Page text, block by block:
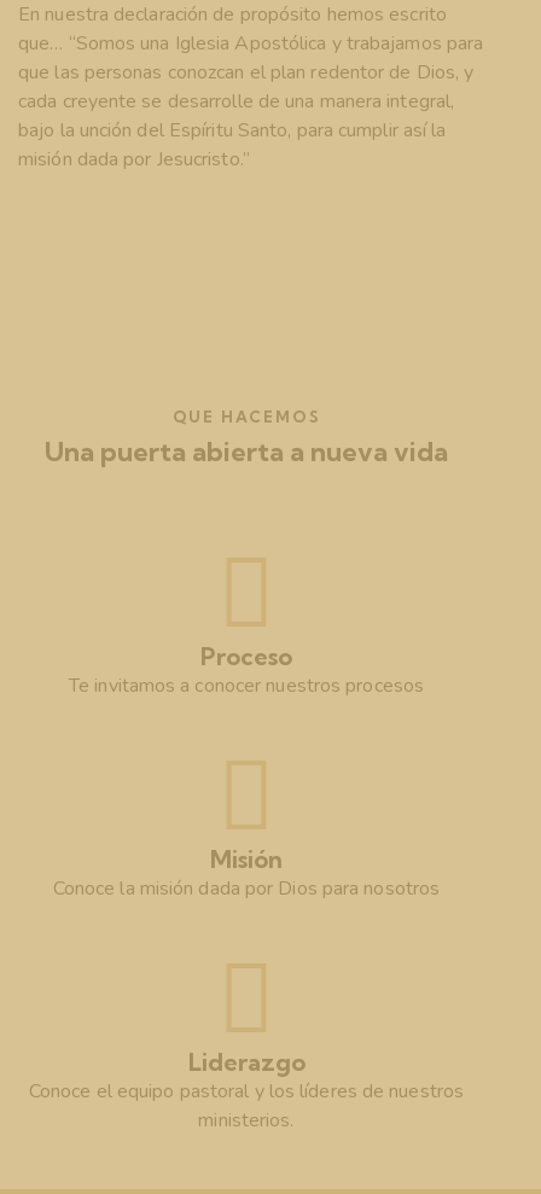
En nuestra declaración de propósito hemos escrito
que… “Somos una Iglesia Apostólica y trabajamos para
que las personas conozcan el plan redentor de Dios, y
cada creyente se desarrolle de una manera integral,
bajo la unción del Espíritu Santo, para cumplir así la
misión dada por Jesucristo.”
QUE HACEMOS
Una puerta abierta a nueva vida
Proceso
Te invitamos a conocer nuestros procesos
Misión
Conoce la misión dada por Dios para nosotros
Liderazgo
Conoce el equipo pastoral y los líderes de nuestros
ministerios.